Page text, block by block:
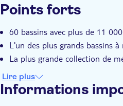
Points forts
60 bassins avec plus de 11
L'un des plus grands bassins
La plus grande collection de
Lire plus
Informations